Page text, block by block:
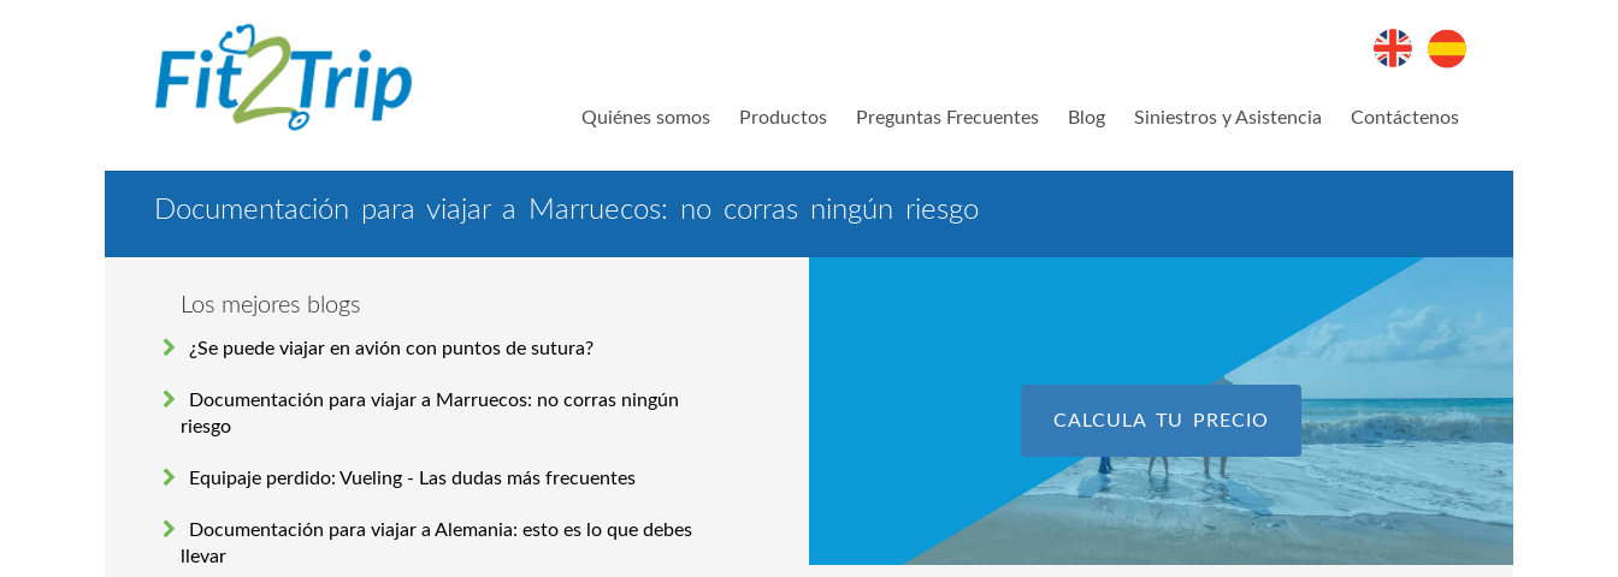
Quiénes somos Productos Preguntas Frecuentes Blog Siniestros y Asistencia Contáctenos
Documentación para viajar a Marruecos: no corras ningún riesgo
Los mejores blogs
¿Se puede viajar en avión con puntos de sutura?
Documentación para viajar a Marruecos: no corras ningún
riesgo
Equipaje perdido: Vueling - Las dudas más frecuentes
Documentación para viajar a Alemania: esto es lo que debes
llevar
CALCULA TU PRECIO